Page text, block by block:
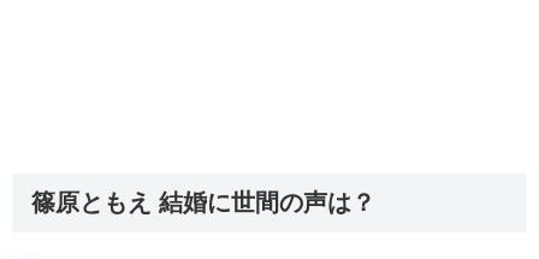
篠原ともえ 結婚に世間の声は？